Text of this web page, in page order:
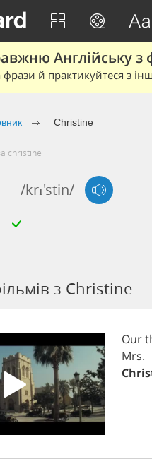
Англійську з
фрази й практикуйтеся з
Christine
christine
/krɪ'stin/
з Christine
Our
Mrs.